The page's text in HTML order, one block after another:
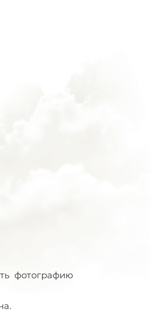
фотографию